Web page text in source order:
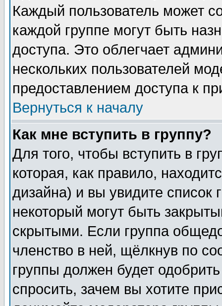
Каждый пользователь может
каждой группе могут быть
доступа. Это облегчает
нескольких пользователей
предоставлением доступа к
Вернуться к началу
Как мне вступить в группу?
Для того, чтобы вступить в
которая, как правило,
дизайна) и вы увидите список
некоторый могут быть
скрытыми. Если группа
членство в ней, щёлкнув по
группы должен будет
спросить, зачем вы хотите